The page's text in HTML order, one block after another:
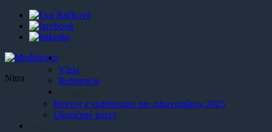
Nitra
Vízia
Referencie
Rozvoj a vzdelávanie pre zdravotníkov 2025
Ukončené kurzy